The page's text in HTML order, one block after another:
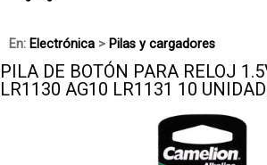
En: Electrónica > Pilas y cargadores
PILA DE BOTÓN PARA RELOJ
LR1130 AG10 LR1131 10